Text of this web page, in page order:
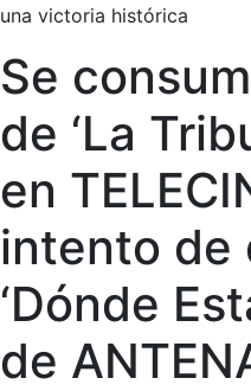
una victoria histórica
Se
de ‘La
en
intento de
‘Dónde
de